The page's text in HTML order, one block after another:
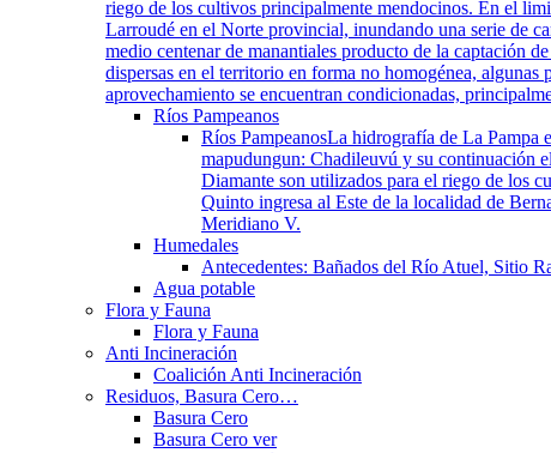
riego de los cultivos principalmente mendocinos. En el
Larroudé en el Norte provincial, inundando una serie de
medio centenar de manantiales producto de la captación
dispersas en el territorio en forma no homogénea, algunas
aprovechamiento se encuentran condicionadas,
Ríos Pampeanos
Ríos PampeanosLa hidrografía de La Pampa
mapudungun: Chadileuvú y su continuación
Diamante son utilizados para el riego de los
Quinto ingresa al Este de la localidad de
Meridiano V.
Humedales
Antecedentes: Bañados del Río Atuel, Sitio
Agua potable
Flora y Fauna
Flora y Fauna
Anti Incineración
Coalición Anti Incineración
Residuos, Basura Cero…
Basura Cero
Basura Cero ver